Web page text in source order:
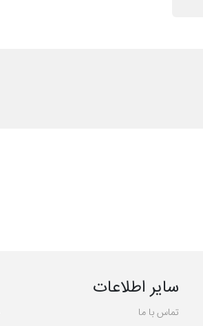
سایر اطلاعات
تماس با ما